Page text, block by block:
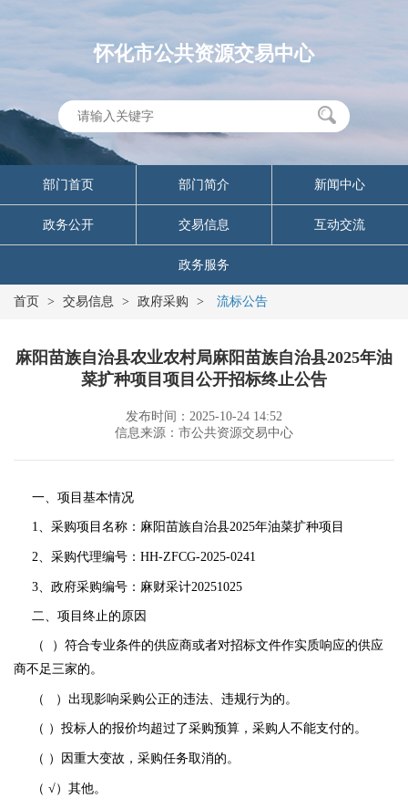
怀化市公共资源交易中心
部门首页 部门简介 新闻中心
政务公开 交易信息 互动交流
政务服务
首页 > 交易信息 > 政府采购 > 流标公告
麻阳苗族自治县农业农村局麻阳苗族自治县2025年油
菜扩种项目项目公开招标终止公告
发布时间：2025-10-24 14:52
信息来源：市公共资源交易中心
一、项目基本情况
1、采购项目名称：麻阳苗族自治县2025年油菜扩种项目
2、采购代理编号：HH-ZFCG-2025-0241
3、政府采购编号：麻财采计20251025
二、项目终止的原因
（
）符合专业条件的供应商或者对招标文件作实质响应的供应
商不足三家的。
（ ）出现影响采购公正的违法、违规行为的。
（ ）投标人的报价均超过了采购预算，采购人不能支付的。
（ ）因重大变故，采购任务取消的。
（ √）其他。